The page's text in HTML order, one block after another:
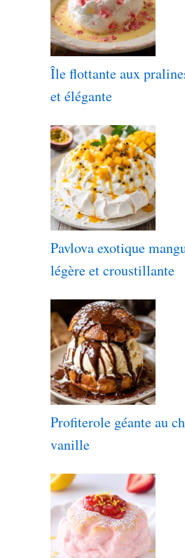
Île flottante aux
et élégante
Pavlova exotique
légère et croustillante
Profiterole géante au
vanille